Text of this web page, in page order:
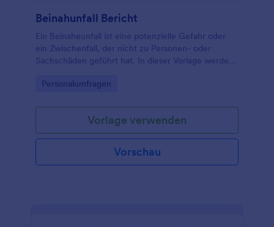
Beinahunfall Bericht
Ein Beinaheunfall ist eine potenzielle Gefahr oder
ein Zwischenfall, der nicht zu Personen- oder
Sachschäden geführt hat. In dieser Vorlage werden
und alle gefährlichen Materialien, Geräte oder
beteiligt waren.
Go to Category:
Personalumfragen
Vorlage verwenden
Vorschau